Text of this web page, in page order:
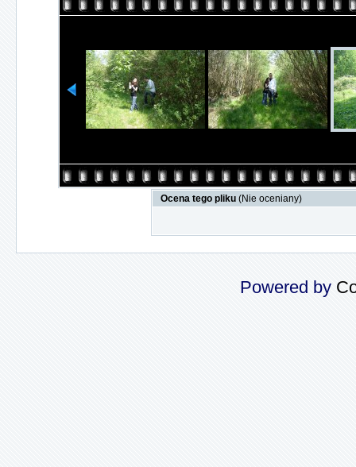
Ocena tego pliku (Nie oceniany)
Powered by